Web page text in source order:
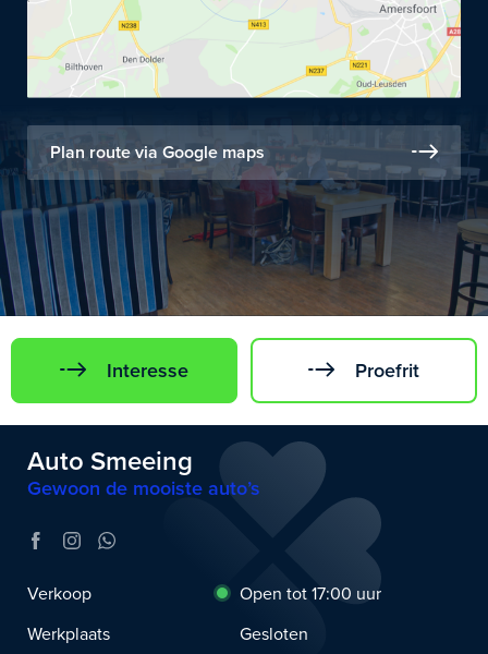
Plan route via Google maps
Interesse Proefrit
Auto Smeeing
Gewoon de mooiste auto’s
Verkoop
Open tot 17:00 uur
Werkplaats
Gesloten